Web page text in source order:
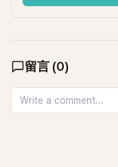
留言 (0)